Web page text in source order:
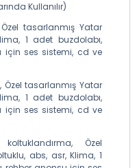
Kullanılır)
tasarlanmış Yatar
1 adet buzdolabı,
için ses sistemi, cd ve
Özel tasarlanmış Yatar
1 adet buzdolabı,
için ses sistemi, cd ve
koltuklandırma, Özel
abs, asr, Klima, 1